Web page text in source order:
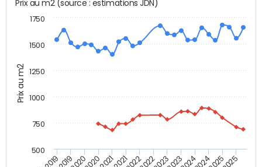
Prix au m2
Prix au m2 (source : estimations JDN)
500
750
1000
1250
1500
1750